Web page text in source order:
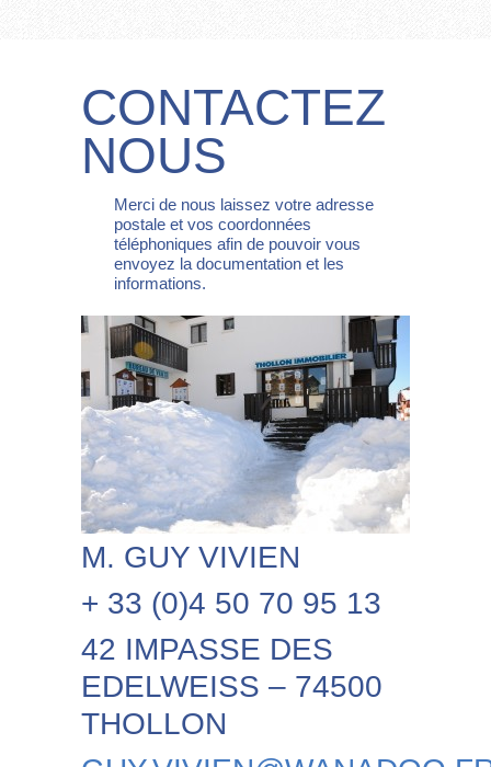
CONTACTEZ
NOUS
Merci de nous laissez votre adresse
postale et vos coordonnées
téléphoniques afin de pouvoir vous
envoyez la documentation et les
informations.
M. GUY VIVIEN
+ 33 (0)4 50 70 95 13
42 IMPASSE DES
EDELWEISS – 74500
THOLLON